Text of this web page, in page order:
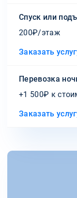
Спуск или
200₽/этаж
Заказать
Перевозка
+1 500₽ к
Заказать